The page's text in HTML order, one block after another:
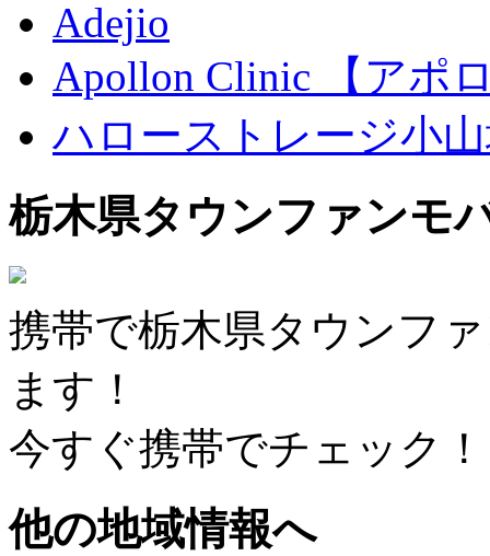
Adejio
Apollon Clinic 【アポ
ハローストレージ小
栃木県タウンファンモ
携帯で栃木県タウンフ
ます！
今すぐ携帯でチェック！
他の地域情報へ